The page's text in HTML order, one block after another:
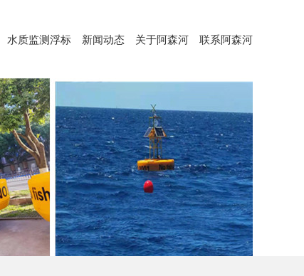
水质监测浮标 新闻动态 关于阿森河 联系阿森河